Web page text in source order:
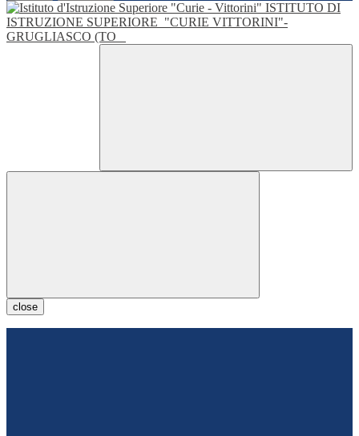
ISTITUTO DI
ISTRUZIONE SUPERIORE "CURIE VITTORINI"-
GRUGLIASCO (TO
close